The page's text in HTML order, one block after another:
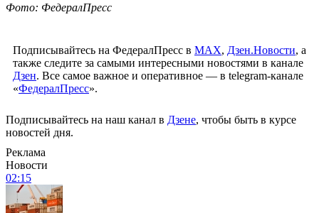
Фото: ФедералПресс
Подписывайтесь на ФедералПресс в МАХ, Дзен.Новости, а
также следите за самыми интересными новостями в канале
Дзен. Все самое важное и оперативное — в telegram-канале
«ФедералПресс».
Подписывайтесь на наш канал в Дзене, чтобы быть в курсе
новостей дня.
Реклама
Новости
02:15